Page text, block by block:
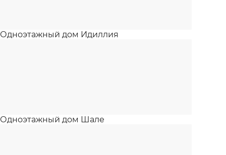
Одноэтажный дом Идиллия
Одноэтажный дом Шале